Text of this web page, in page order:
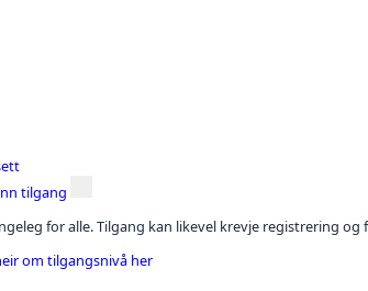
tilgang
for alle. Tilgang kan likevel krevje registrering
om tilgangsnivå her